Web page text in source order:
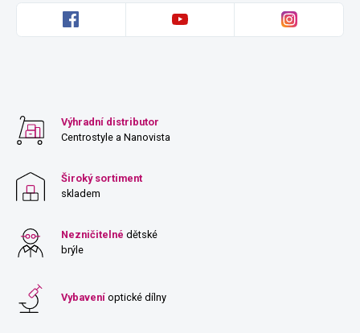
Výhradní distributor
Centrostyle a Nanovista
Široký sortiment
skladem
Nezničitelné dětské
brýle
Vybavení optické dílny